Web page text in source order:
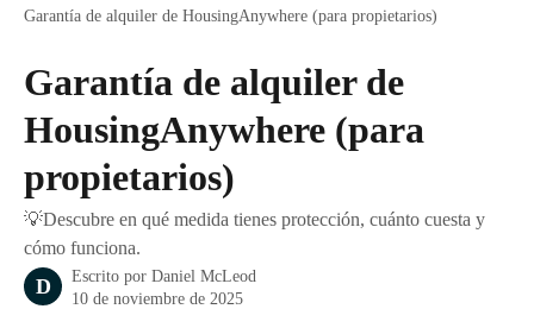
Garantía de alquiler de HousingAnywhere (para propietarios)
Garantía de alquiler de
HousingAnywhere (para
propietarios)
💡Descubre en qué medida tienes protección, cuánto cuesta y
cómo funciona.
D Escrito por Daniel McLeod
10 de noviembre de 2025